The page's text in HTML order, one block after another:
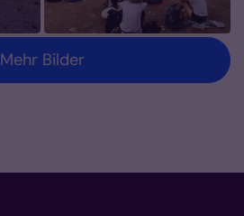
Mehr Bilder